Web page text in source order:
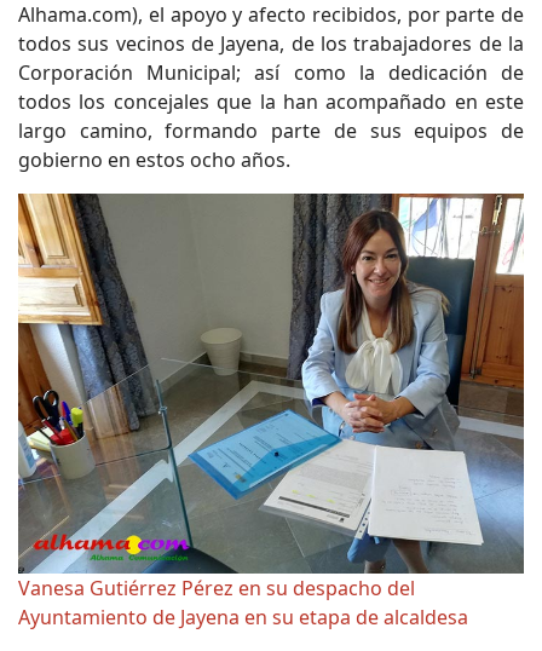
Alhama.com), el apoyo y afecto recibidos, por parte de
todos sus vecinos de Jayena, de los trabajadores de la
Corporación Municipal; así como la dedicación de
todos los concejales que la han acompañado en este
largo camino, formando parte de sus equipos de
gobierno en estos ocho años.
Vanesa Gutiérrez Pérez en su despacho del
Ayuntamiento de Jayena en su etapa de alcaldesa